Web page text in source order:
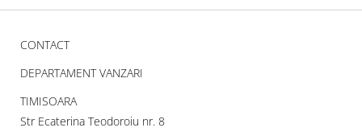
CONTACT
DEPARTAMENT VANZARI
TIMISOARA
Str Ecaterina Teodoroiu nr. 8